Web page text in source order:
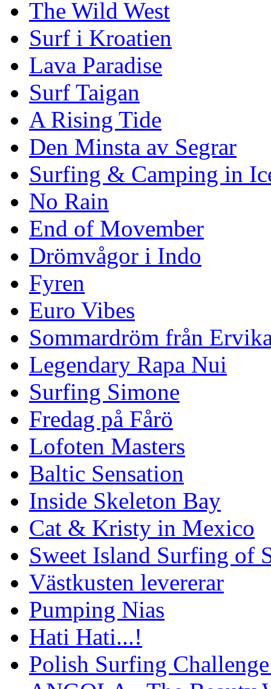
The Wild West
Surf i Kroatien
Lava Paradise
Surf Taigan
A Rising Tide
Den Minsta av Segrar
Surfing & Camping in
No Rain
End of Movember
Drömvågor i Indo
Fyren
Euro Vibes
Sommardröm från
Legendary Rapa Nui
Surfing Simone
Fredag på Fårö
Lofoten Masters
Baltic Sensation
Inside Skeleton Bay
Cat & Kristy in Mexico
Sweet Island Surfing of
Västkusten levererar
Pumping Nias
Hati Hati...!
Polish Surfing